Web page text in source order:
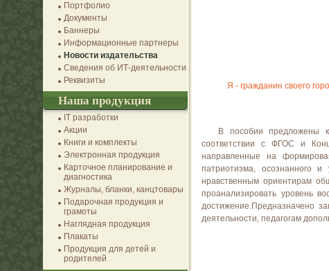
Я - гражданин своего
В пособии предложены
соответствии с ФГОС и
направленные на
патриотизма, осознанного
нравственным ориентирам
проанализировать уровень
достижение.Предназначено
деятельности, педагогам
Портфолио
Документы
Баннеры
Информационные партнеры
Новости издательства
Сведения об ИТ-деятельности
Реквизиты
Наша продукция
IT разработки
Акции
Книги и комплекты
Электронная продукция
Карточное планирование и
диагностика
Журналы, бланки, канцтовары
Подарочная продукция и
грамоты
Наглядная продукция
Плакаты
Продукция для детей и
родителей